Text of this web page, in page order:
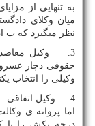
به تنهایی از
میان وکلای
نظر میگیرد که ب
3. وکیل
حقوقی دچار
وکیلی را انتخاب
4. وکیل
اما پروانه ی
درجه یکش را با